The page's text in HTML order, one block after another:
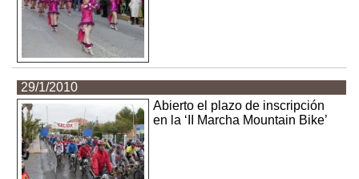
29/1/2010
Abierto el plazo de inscripción
en la ‘II Marcha Mountain Bike’